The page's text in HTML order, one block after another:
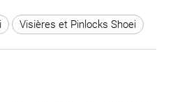
Visières et Pinlocks Shoei